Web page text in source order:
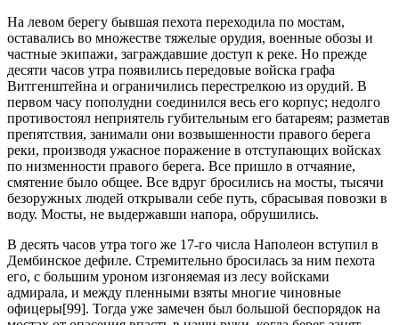
На левом берегу бывшая пехота переходила по мостам,
оставались во множестве тяжелые орудия, военные обозы и
частные экипажи, заграждавшие доступ к реке. Но прежде
десяти часов утра появились передовые войска графа
Витгенштейна и ограничились перестрелкою из орудий. В
первом часу пополудни соединился весь его корпус; недолго
противостоял неприятель губительным его батареям; разметав
препятствия, занимали они возвышенности правого берега
реки, производя ужасное поражение в отступающих войсках
по низменности правого берега. Все пришло в отчаяние,
смятение было общее. Все вдруг бросились на мосты, тысячи
безоружных людей открывали себе путь, сбрасывая повозки в
воду. Мосты, не выдержавши напора, обрушились.
В десять часов утра того же 17-го числа Наполеон вступил в
Дембинское дефиле. Стремительно бросилась за ним пехота
его, с большим уроном изгоняемая из лесу войсками
адмирала, и между пленными взяты многие чиновные
офицеры[99]. Тогда уже замечен был большой беспорядок на